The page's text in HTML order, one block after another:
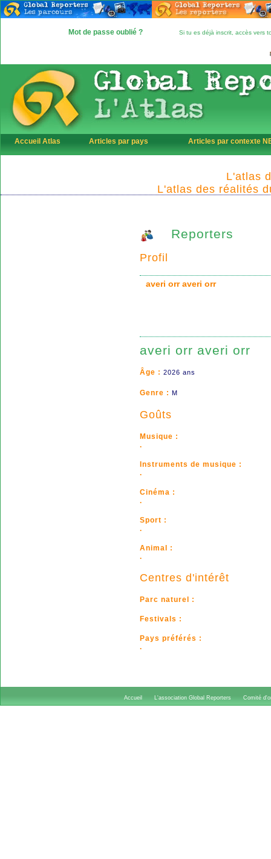
Mot de passe oublié ? Si tu es déjà inscrit, accès vers
Accueil Atlas Articles par pays Articles par contexte
L'atlas
L'atlas des réalités
Reporters
Profil
averi orr averi orr
averi orr averi orr
Âge : 2026 ans
Genre : M
Goûts
Musique :
.
Instruments de musique :
.
Cinéma :
.
Sport :
.
Animal :
.
Centres d'intérêt
Parc naturel :
Festivals :
Pays préférés :
.
Accueil L'association Global Reporters Comité